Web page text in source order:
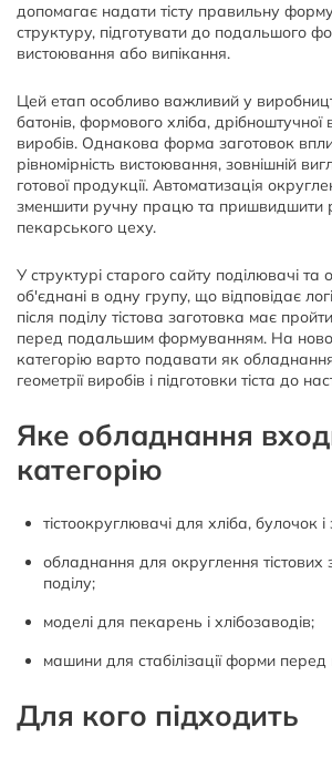
допомагає надати тісту правильну
структуру, підготувати до подальшого
вистоювання або випікання.
Цей етап особливо важливий у
батонів, формового хліба, дрібноштучної
виробів. Однакова форма заготовок
рівномірність вистоювання, зовнішній
готової продукції. Автоматизація
зменшити ручну працю та пришвидшити
пекарського цеху.
У структурі старого сайту поділювачі та
об'єднані в одну групу, що відповідає
після поділу тістова заготовка має
перед подальшим формуванням. На
категорію варто подавати як
геометрії виробів і підготовки тіста до
Яке обладнання
категорію
тістоокруглювачі для хліба, булочок і
обладнання для округлення тістових
поділу;
моделі для пекарень і хлібозаводів;
машини для стабілізації форми
Для кого підходить